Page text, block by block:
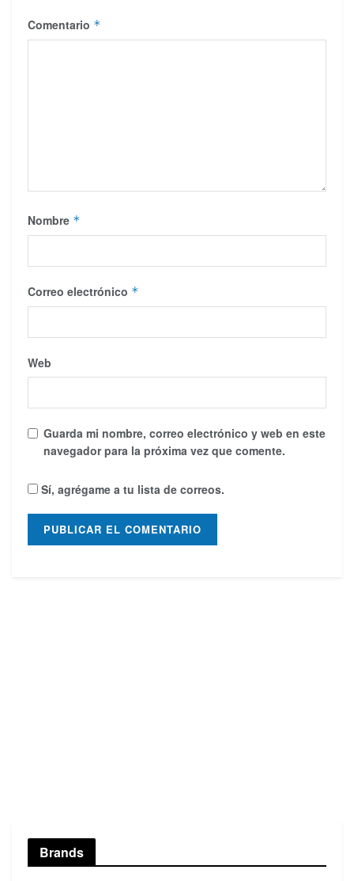
Comentario *
Nombre *
Correo electrónico *
Web
Guarda mi nombre, correo electrónico y web en este
navegador para la próxima vez que comente.
Sí, agrégame a tu lista de correos.
Brands